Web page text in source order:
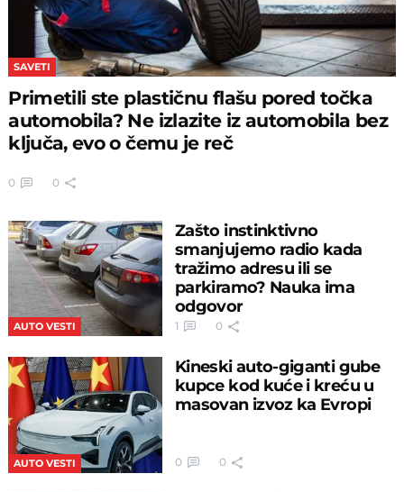
SAVETI
Primetili ste plastičnu flašu pored točka
automobila? Ne izlazite iz automobila bez
ključa, evo o čemu je reč
0 0
AUTO VESTI
Zašto instinktivno
smanjujemo radio kada
tražimo adresu ili se
parkiramo? Nauka ima
odgovor
1 0
AUTO VESTI
Kineski auto-giganti gube
kupce kod kuće i kreću u
masovan izvoz ka Evropi
0 0